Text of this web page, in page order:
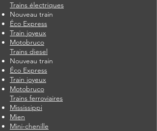
Trains électriques
Nouveau train
Éco Express
Train joyeux
Motobruco
Trains diesel
Nouveau train
Éco Express
Train joyeux
Motobruco
Trains ferroviaires
Mississippi
Mien
Mini-chenille